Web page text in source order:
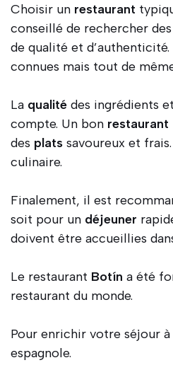
Choisir un restaurant
conseillé de rechercher
de qualité et
connues mais tout de
La qualité des ingrédients
compte. Un bon restaurant
des plats savoureux et
culinaire.
Finalement, il est
soit pour un déjeuner
doivent être accueillies
Le restaurant Botín a été
restaurant du monde.
Pour enrichir votre séjour
espagnole.